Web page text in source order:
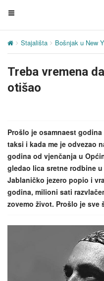
T
g
e
n
g
a
t
i
o
n
Stajališta Bošnjak u New
Treba vremena
otišao
Prošlo je osamnaest
taksi i kada me je odvezao
godina od vjenčanja u
gledao lica sretne rodbine
Jablaničko jezero popio i
godina, milioni sati
zovemo život. Prošlo je sve